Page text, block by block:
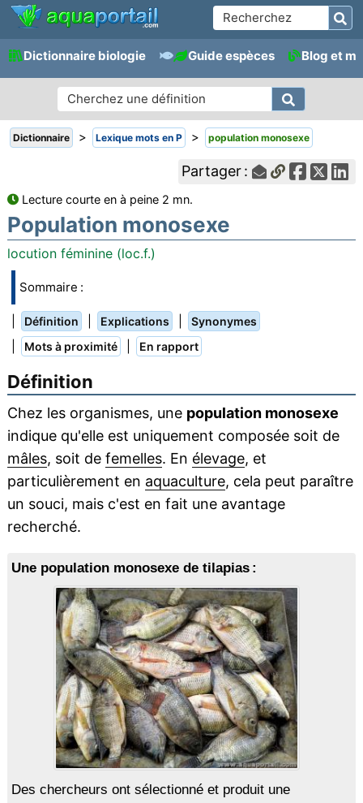
Dictionnaire biologie Guide espèces Blog et
Dictionnaire > Lexique mots en P > population monosexe
Partager :
Lecture courte en à peine 2 mn.
Population monosexe
locution féminine (loc.f.)
Sommaire :
Définition Explications Synonymes
Mots à proximité En rapport
Définition
Chez les organismes, une population monosexe
indique qu'elle est uniquement composée soit de
mâles, soit de femelles. En élevage, et
particulièrement en aquaculture, cela peut paraître
un souci, mais c'est en fait une avantage
recherché.
Une population monosexe de tilapias :
Des chercheurs ont sélectionné et produit une